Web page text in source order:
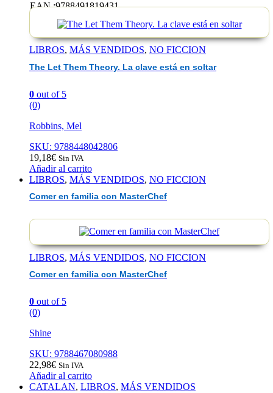
EAN :9788491819431
está
LIBROS, MÁS VENDIDOS, NO FICCION
The Let Them Theory. La clave está en soltar
0 out of 5
(0)
Robbins, Mel
SKU: 9788448042806
19,18€ Sin IVA
Añadir al carrito
LIBROS, MÁS VENDIDOS, NO FICCION
Comer en familia con MasterChef
LIBROS, MÁS VENDIDOS, NO FICCION
Comer en familia con MasterChef
0 out of 5
(0)
Shine
SKU: 9788467080988
22,98€ Sin IVA
Añadir al carrito
CATALAN, LIBROS, MÁS VENDIDOS